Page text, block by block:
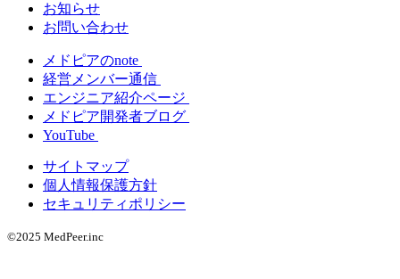
お知らせ
お問い合わせ
メドピアのnote
経営メンバー通信
エンジニア紹介ページ
メドピア開発者ブログ
YouTube
サイトマップ
個人情報保護方針
セキュリティポリシー
©2025 MedPeer.inc